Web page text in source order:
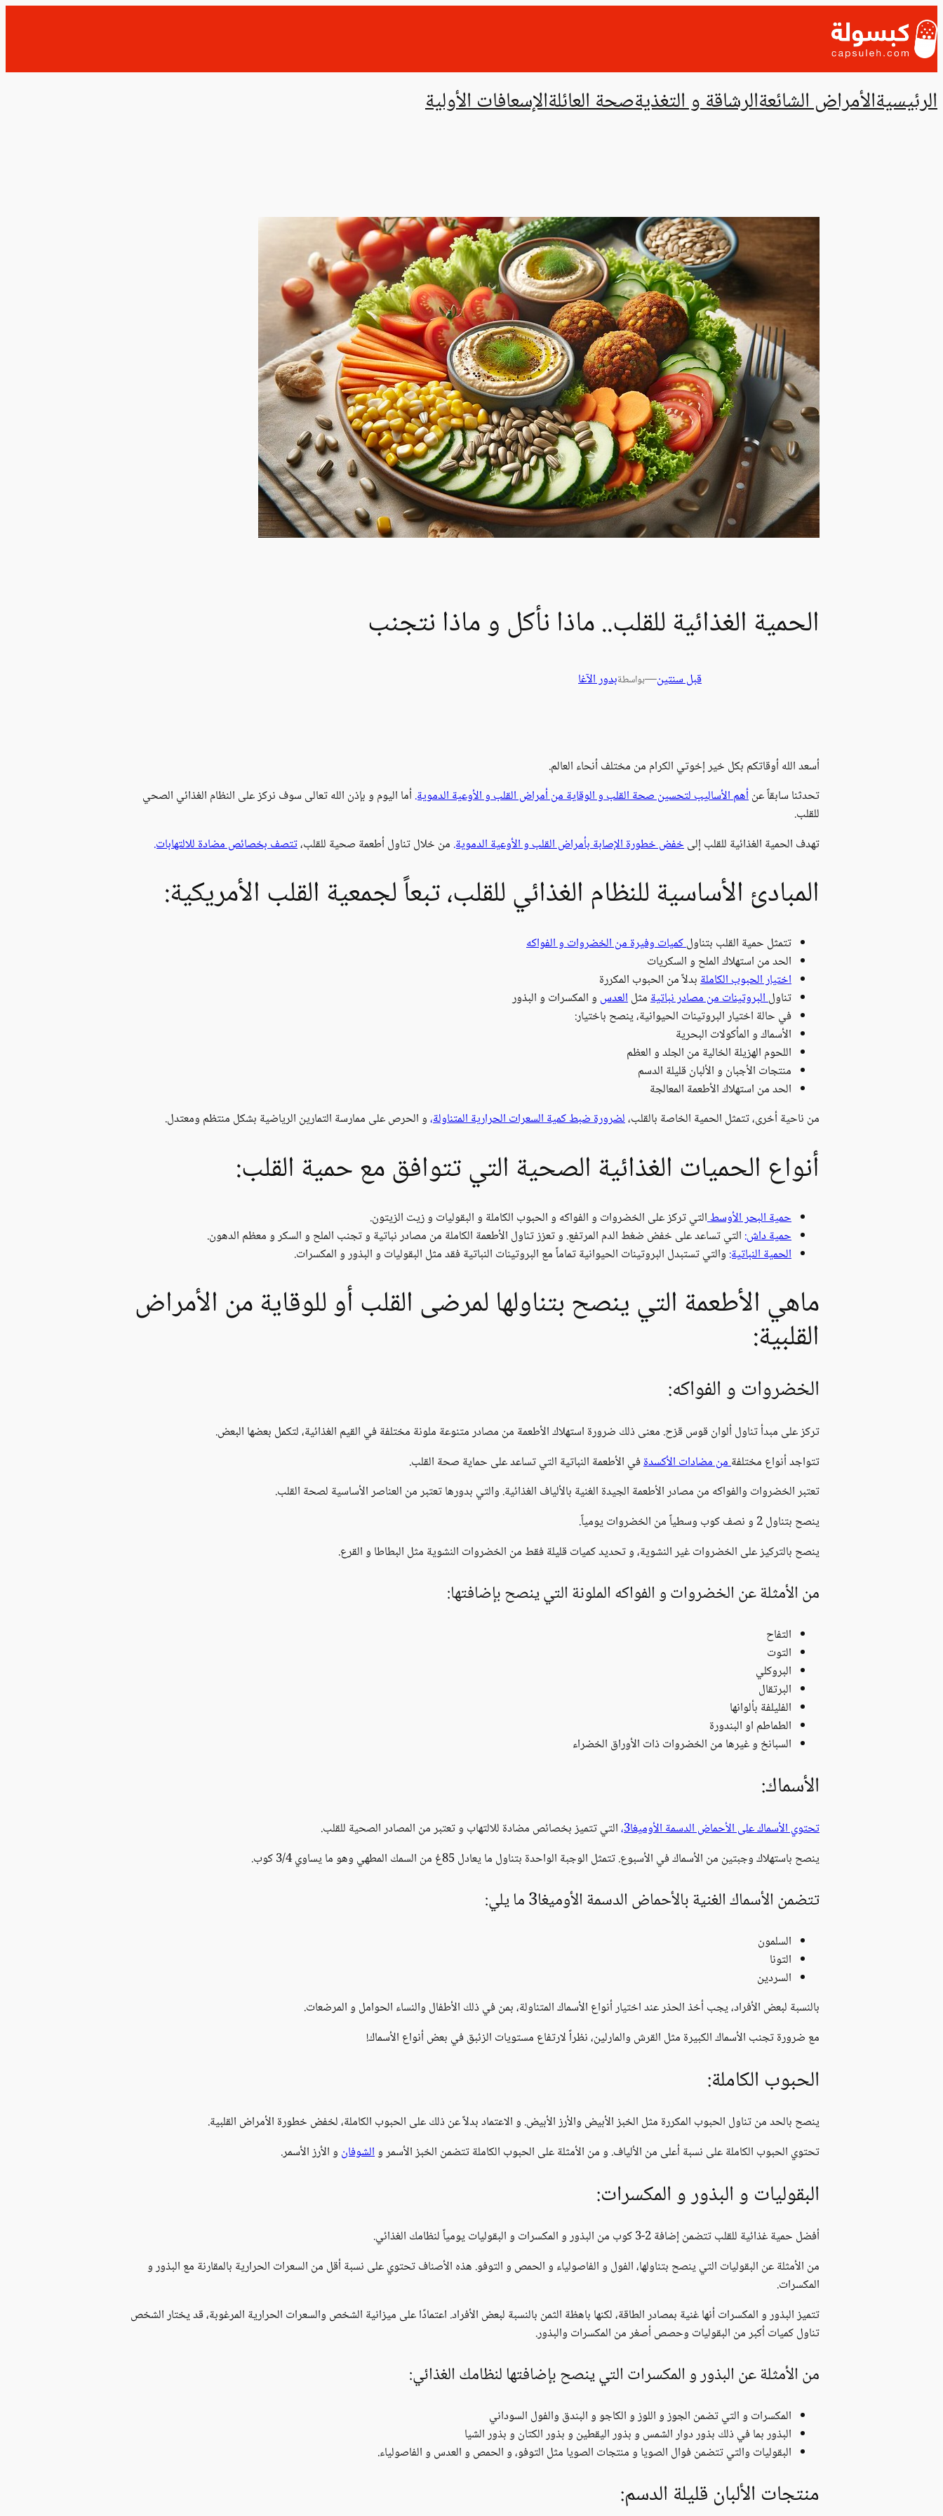
إلى
المحتوى
الرئيسيةالأمراض الشائعةالرشاقة و التغذيةصحة العائلةالإسعافات الأولية
الحمية الغذائية للقلب.. ماذا نأكل و ماذا نتجنب
قبل سنتين—بواسطةبدور الآغا
أسعد الله أوقاتكم بكل خير إخوتي الكرام من مختلف أنحاء العالم.
تحدثنا سابقاً عنأهم الأساليب لتحسين صحة القلب و الوقاية من أمراض القلب و الأوعية الدموية.أما اليوم و بإذن الله تعالى سوف نركز على النظام الغذائي الصحي
للقلب.
تهدف الحمية الغذائية للقلب إلىخفض خطورة الإصابة بأمراض القلب و الأوعية الدموية. من خلال تناول أطعمة صحية للقلب،تتصف بخصائص مضادة للالتهابات.
المبادئ الأساسية للنظام الغذائي للقلب، تبعاً لجمعية القلب الأمريكية:
تتمثل حمية القلب بتناولكميات وفيرة من الخضروات و الفواكه
الحد من استهلاك الملح و السكريات
اختيار الحبوب الكاملةبدلاً من الحبوب المكررة
تناولالبروتينات من مصادر نباتيةمثلالعدس و المكسرات و البذور
في حالة اختيار البروتينات الحيوانية، ينصح باختيار:
الأسماك و المأكولات البحرية
اللحوم الهزيلة الخالية من الجلد و العظم
منتجات الأجبان و الألبان قليلة الدسم
الحد من استهلاك الأطعمة المعالجة
من ناحية أخرى، تتمثل الحمية الخاصة بالقلب،لضرورة ضبط كمية السعرات الحرارية المتناولة،و الحرص على ممارسة التمارين الرياضية بشكل منتظم ومعتدل.
أنواع الحميات الغذائية الصحية التي تتوافق مع حمية القلب:
حمية البحر الأوسطالتي تركز على الخضروات و الفواكه و الحبوب الكاملة و البقوليات و زيت الزيتون.
حمية داش: التي تساعد على خفض ضغط الدم المرتفع. و تعزز تناول الأطعمة الكاملة من مصادر نباتية و تجنب الملح و السكر و معظم الدهون.
الحمية النباتية: والتي تستبدل البروتينات الحيوانية تماماً مع البروتينات النباتية فقد مثل البقوليات و البذور و المكسرات.
ماهي الأطعمة التي ينصح بتناولها لمرضى القلب أو للوقاية من الأمراض
القلبية:
الخضروات و الفواكه:
تركز على مبدأ تناول ألوان قوس قزح. معنى ذلك ضرورة استهلاك الأطعمة من مصادر متنوعة ملونة مختلفة في القيم الغذائية، لتكمل بعضها البعض.
تتواجد أنواع مختلفةمن مضادات الأكسدةفي الأطعمة النباتية التي تساعد على حماية صحة القلب.
تعتبر الخضروات والفواكه من مصادر الأطعمة الجيدة الغنية بالألياف الغذائية. والتي بدورها تعتبر من العناصر الأساسية لصحة القلب.
ينصح بتناول 2 و نصف كوب وسطياً من الخضروات يومياً.
ينصح بالتركيز على الخضروات غير النشوية، و تحديد كميات قليلة فقط من الخضروات النشوية مثل البطاطا و القرع.
من الأمثلة عن الخضروات و الفواكه الملونة التي ينصح بإضافتها:
التفاح
التوت
البروكلي
البرتقال
الفليلفة بألوانها
الطماطم او البندورة
السبانخ و غيرها من الخضروات ذات الأوراق الخضراء
الأسماك:
تحتوي الأسماك على الأحماض الدسمة الأوميغا3،
التي تتميز بخصائص مضادة للالتهاب و تعتبر من المصادر الصحية للقلب.
ينصح باستهلاك وجبتين من الأسماك في الأسبوع. تتمثل الوجبة الواحدة بتناول ما يعادل 85غ من السمك المطهي وهو ما يساوي 3/4 كوب.
تتضمن الأسماك الغنية بالأحماض الدسمة الأوميغا3 ما يلي:
السلمون
التونا
السردين
بالنسبة لبعض الأفراد، يجب أخذ الحذر عند اختيار أنواع الأسماك المتناولة، بمن في ذلك الأطفال والنساء الحوامل و المرضعات.
مع ضرورة تجنب الأسماك الكبيرة مثل القرش والمارلين، نظراً لارتفاع مستويات الزئبق في بعض أنواع الأسماك!
الحبوب الكاملة:
ينصح بالحد من تناول الحبوب المكررة مثل الخبز الأبيض والأرز الأبيض. و الاعتماد بدلاً عن ذلك على الحبوب الكاملة، لخفض خطورة الأمراض القلبية.
تحتوي الحبوب الكاملة على نسبة أعلى من الألياف. و من الأمثلة على الحبوب الكاملة تتضمن الخبز الأسمر والشوفان و الأرز الأسمر.
البقوليات و البذور و المكسرات:
أفضل حمية غذائية للقلب تتضمن إضافة 2-3 كوب من البذور و المكسرات و البقوليات يومياً لنظامك الغذائي.
من الأمثلة عن البقوليات التي ينصح بتناولها، الفول و الفاصولياء و الحمص و التوفو. هذه الأصناف تحتوي على نسبة أقل من السعرات الحرارية بالمقارنة مع البذور و
المكسرات.
تتميز البذور و المكسرات أنها غنية بمصادر الطاقة، لكنها باهظة الثمن بالنسبة لبعض الأفراد. اعتمادًا على ميزانية الشخص والسعرات الحرارية المرغوبة، قد يختار الشخص
تناول كميات أكبر من البقوليات وحصص أصغر من المكسرات والبذور.
من الأمثلة عن البذور و المكسرات التي ينصح بإضافتها لنظامك الغذائي:
المكسرات و التي تضمن الجوز و اللوز و الكاجو و البندق والفول السوداني
البذور بما في ذلك بذور دوار الشمس و بذور اليقطين و بذور الكتان و بذور الشيا
البقوليات والتي تتضمن فوال الصويا و منتجات الصويا مثل التوفو، و الحمص و العدس و الفاصولياء.
منتجات الألبان قليلة الدسم: